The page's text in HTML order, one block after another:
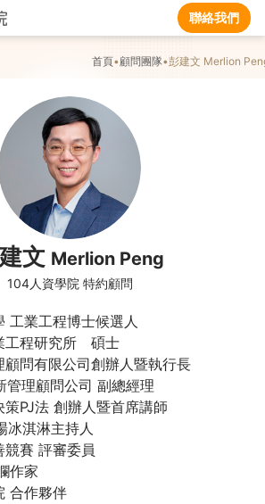
聯絡我們
首頁•顧問團隊•彭建文 Merlion
文 Merlion Peng
104人資學院 特約顧問
工業工程博士候選人
工程研究所 碩士
顧問有限公司創辦人暨執行長
管理顧問公司 副總經理
策PJ法 創辦人暨首席講師
冰淇淋主持人
賽 評審委員
作家
合作夥伴